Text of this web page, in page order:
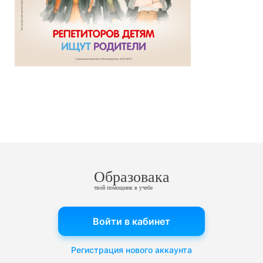
Образовака
твой помощник в учебе
Войти в кабинет
Регистрация нового аккаунта